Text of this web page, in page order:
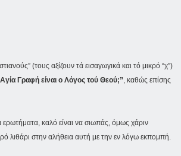
(τους αξίζουν τά εισαγωγικά και τό μικρό “χ”)
Γραφή είναι ο Λόγος τού Θεού;” , καθώς επίσης
ερωτήματα, καλό είναι να σιωπάς, όμως χάριν
λιθάρι στην αλήθεια αυτή με την εν λόγω εκπομπή.